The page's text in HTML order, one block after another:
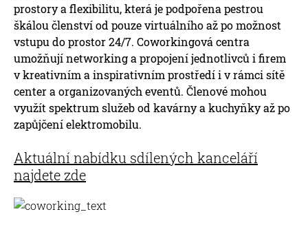
prostory a flexibilitu, která je podpořena pestrou
škálou členství od pouze virtuálního až po možnost
vstupu do prostor 24/7. Coworkingová centra
umožňují networking a propojení jednotlivců i firem
v kreativním a inspirativním prostředí i v rámci sítě
center a organizovaných eventů. Členové mohou
využít spektrum služeb od kavárny a kuchyňky až po
zapůjčení elektromobilu.
Aktuální nabídku sdílených kanceláří
najdete zde